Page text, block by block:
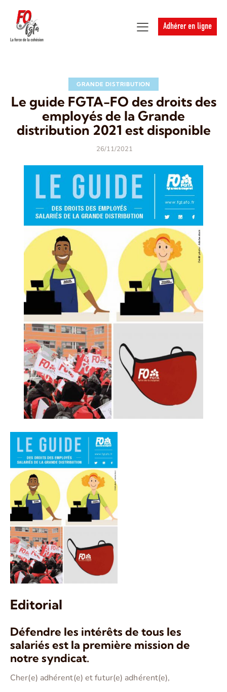
Adhérer en ligne
GRANDE DISTRIBUTION
Le guide FGTA-FO des droits des
employés de la Grande
distribution 2021 est disponible
26/11/2021
Editorial
Défendre les intérêts de tous les
salariés est la première mission de
notre syndicat.
Cher(e) adhérent(e) et futur(e) adhérent(e),